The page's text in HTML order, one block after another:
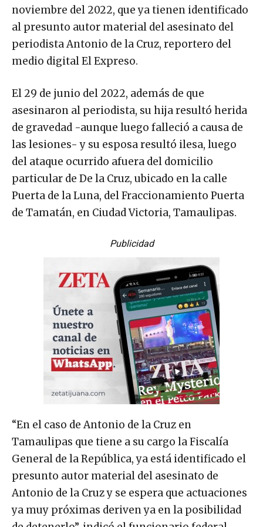
noviembre del 2022, que ya tienen identificado
al presunto autor material del asesinato del
periodista Antonio de la Cruz, reportero del
medio digital El Expreso.
El 29 de junio del 2022, además de que
asesinaron al periodista, su hija resultó herida
de gravedad -aunque luego falleció a causa de
las lesiones- y su esposa resultó ilesa, luego
del ataque ocurrido afuera del domicilio
particular de De la Cruz, ubicado en la calle
Puerta de la Luna, del Fraccionamiento Puerta
de Tamatán, en Ciudad Victoria, Tamaulipas.
Publicidad
“En el caso de Antonio de la Cruz en
Tamaulipas que tiene a su cargo la Fiscalía
General de la República, ya está identificado el
presunto autor material del asesinato de
Antonio de la Cruz y se espera que actuaciones
ya muy próximas deriven ya en la posibilidad